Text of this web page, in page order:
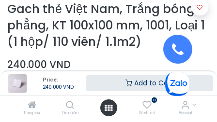
Price:
240.000 VND Add to Cart
Trang chủ Tìm kiếm
0
Wishlist Account
Gach thẻ Việt Nam, Trắng bóng
phẳng, KT 100x100 mm, 1001, Loại 1
(1 hộp/ 110 viên/ 1.1m2)
240.000 VND